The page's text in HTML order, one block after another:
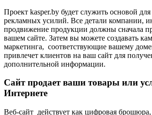
Проект kasper.by будет служить основой
рекламных усилий. Все детали компании,
продвижение продукции должны сначала
вашем сайте. Затем вы можете создавать
маркетинга, соответствующие вашему
привлечет клиентов на ваш сайт для
дополнительной информации.
Сайт продает ваши товары или
Интернете
Веб-сайт действует как цифровая брошюра,